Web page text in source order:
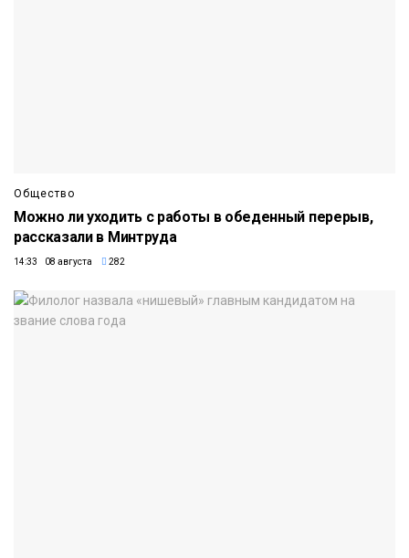
Общество
Можно ли уходить с работы в обеденный перерыв,
рассказали в Минтруда
14:33 08 августа 282